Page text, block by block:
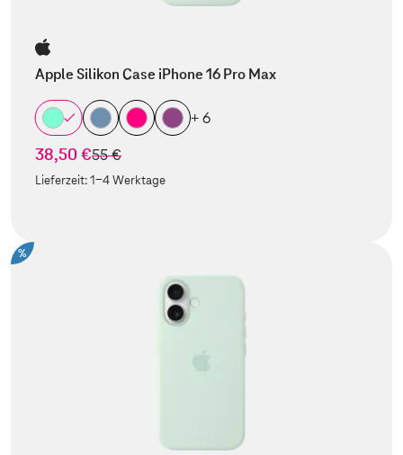
Apple Silikon Case iPhone 16 Pro Max
+ 6
38,50 €statt
55 €
Lieferzeit:1-4 Werktage
%